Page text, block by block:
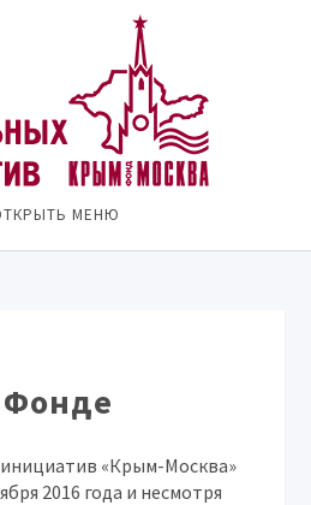
МЕНЮ
«Крым-Москва»
2016 года и несмотря